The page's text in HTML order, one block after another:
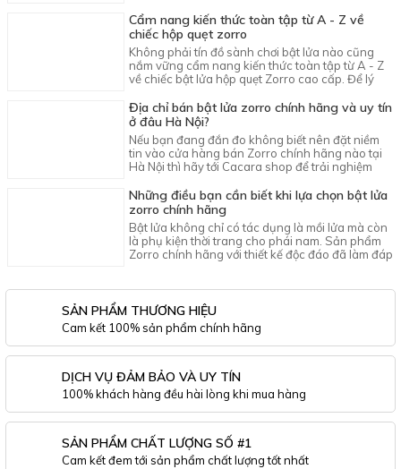
Cẩm nang kiến thức toàn tập từ A - Z về
chiếc hộp quẹt zorro
Không phải tín đồ sành chơi bật lửa nào cũng
nắm vững cẩm nang kiến thức toàn tập từ A - Z
về chiếc bật lửa hộp quẹt Zorro cao cấp. Để lý
hãy tìm hiểu nhé.
Địa chỉ bán bật lửa zorro chính hãng và uy tín
ở đâu Hà Nội?
Nếu bạn đang đắn đo không biết nên đặt niềm
tin vào cửa hàng bán Zorro chính hãng nào tại
Hà Nội thì hãy tới Cacara shop để trải nghiệm
Những điều bạn cần biết khi lựa chọn bật lửa
zorro chính hãng
Bật lửa không chỉ có tác dụng là mồi lửa mà còn
là phụ kiện thời trang cho phái nam. Sản phẩm
Zorro chính hãng với thiết kế độc đáo đã làm đáp
SẢN PHẨM THƯƠNG HIỆU
Cam kết 100% sản phẩm chính hãng
DỊCH VỤ ĐẢM BẢO VÀ UY TÍN
100% khách hàng đều hài lòng khi mua hàng
SẢN PHẨM CHẤT LƯỢNG SỐ #1
Cam kết đem tới sản phẩm chất lượng tốt nhất